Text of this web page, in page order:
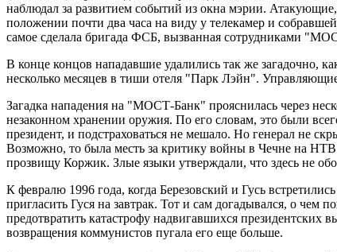
наблюдал за развитием событий из окна мэрии.
положении почти два часа на виду у телекамер и
самое сделала бригада ФСБ, вызванная сотрудниками
В конце концов нападавшие удалились так же загадочно,
несколько месяцев в тиши отеля "Парк Лэйн".
Загадка нападения на "МОСТ-Банк" прояснилась через
незаконном хранении оружия. По его словам, это были
президент, и подстраховаться не мешало. Но генерал не
Возможно, то была месть за критику войны в Чечне на
прозвищу Коржик. Злые языки утверждали, что здесь не
К февралю 1996 года, когда Березовский и Гусь
пригласить Гуся на завтрак. Тот и сам догадывался, о чем
предотвратить катастрофу надвигавшихся
возвращения коммунистов пугала его еще больше.